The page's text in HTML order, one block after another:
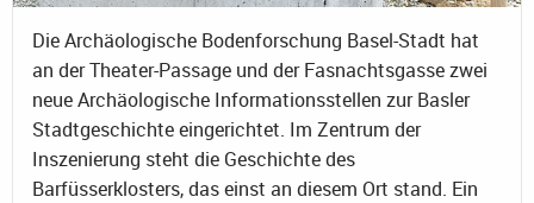
Die Archäologische Bodenforschung Basel-Stadt hat
an der Theater-Passage und der Fasnachtsgasse zwei
neue Archäologische Informationsstellen zur Basler
Stadtgeschichte eingerichtet. Im Zentrum der
Inszenierung steht die Geschichte des
Barfüsserklosters, das einst an diesem Ort stand. Ein